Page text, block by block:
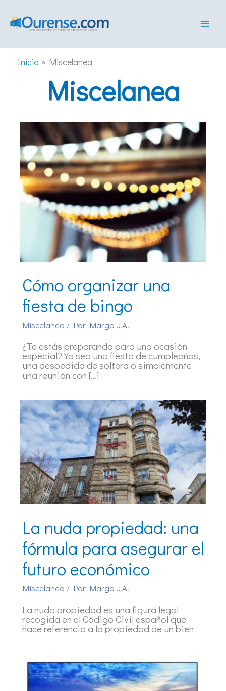
Inicio Miscelanea
Miscelanea
Cómo organizar una
fiesta de bingo
Miscelanea / Por Marga J.A.
¿Te estás preparando para una ocasión
especial? Ya sea una fiesta de cumpleaños,
una despedida de soltera o simplemente
una reunión con […]
La nuda propiedad: una
fórmula para asegurar el
futuro económico
Miscelanea / Por Marga J.A.
La nuda propiedad es una figura legal
recogida en el Código Civil español que
hace referencia a la propiedad de un bien